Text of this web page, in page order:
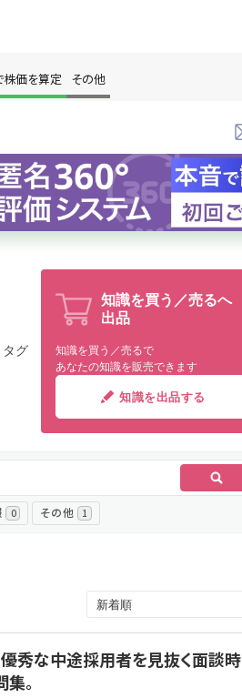
株価を算定 その他
グ
知識を買う／売るへ
出品
知識を買う／売るで
あなたの知識を販売できます
知識を出品する
0 その他 1
優秀な中途採用者を見抜く面談時
。